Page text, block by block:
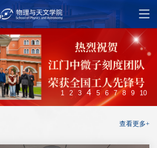
1 2 3 4 5 6 7 8 9 10
查看更多+